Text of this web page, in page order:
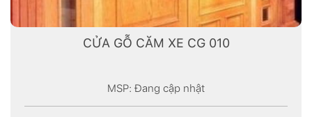
CỬA GỖ CĂM XE CG 010
MSP: Đang cập nhật